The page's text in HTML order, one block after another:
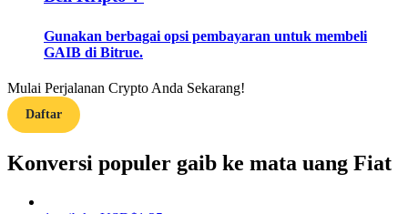
Strategi perdagangan
Pelajari cara untuk tetap menghasilkan keuntungan
Gunakan berbagai opsi pembayaran untuk membeli
GAIB di Bitrue.
Mulai Perjalanan Crypto Anda Sekarang!
Daftar
Konversi populer gaib ke mata uang Fiat